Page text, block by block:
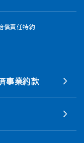
償責任特約
事業約款